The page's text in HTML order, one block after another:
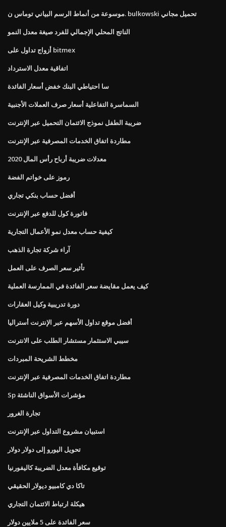
موسوعة من أنماط الرسم البياني توماس ن. bulkowski تحميل مجاني
الناتج المحلي الإجمالي للفرد صيغة معدل النمو
أزواج تداول على bitmex
اتفاقية معدل الاسترداد
سا احتياطي البنك خفض أسعار الفائدة
السماسرة التفاعلية أسعار صرف العملات الأجنبية
ضريبة الطفل نموذج الائتمان التحميل عبر الإنترنت
مطاردة اتفاق الخدمات المصرفية عبر الإنترنت
معدلات ضريبة أرباح رأس المال 2020
رموز على خواتم الفضة
أفضل حساب بنكي تجاري
فاتورة كول للدفع عبر الإنترنت
كيفية حساب معدل نمو الأعمال التجارية
آراء شركة تجارة الذهب
تأثير سعر الصرف على العمل
كيف يعمل مقايضة سعر الفائدة في الممارسة العملية
دورة تدريبية وكيل العقارات
أفضل موقع تداول الأسهم عبر الإنترنت أستراليا
سيبي الاستثمار مستشار الطلب على الانترنت
مخطط الشريحة المبردات
مطاردة اتفاق الخدمات المصرفية عبر الإنترنت
Sp مؤشرات الأسواق الناشئة
تجارة الغرور
استبيان مشروع التداول عبر الإنترنت
تحويل اليورو إلى دولار دولار
توقيع مكافأة معدل الضريبة كاليفورنيا
تاكا دي كامبيو ديولار الحقيقي
هيكلة ارتباط الائتمان التجاري
سعر الفائدة على 5 ملايين دولار